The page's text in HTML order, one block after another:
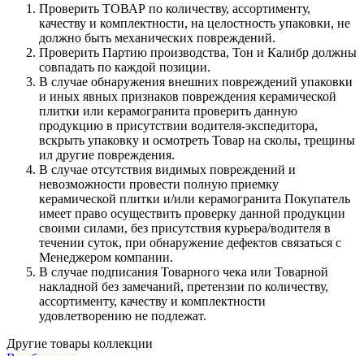
Проверить ТОВАР по количеству, ассортименту,
качеству и комплектности, на целостность упаковки, не
должно быть механических повреждений.
Проверить Партию производства, Тон и Калибр должны
совпадать по каждой позиции.
В случае обнаружения внешних повреждений упаковки
и иных явных признаков повреждения керамической
плитки или керамогранита проверить данную
продукцию в присутствии водителя-экспедитора,
вскрыть упаковку и осмотреть Товар на сколы, трещины
ил другие повреждения.
В случае отсутствия видимых повреждений и
невозможности провести полную приемку
керамической плитки и/или керамогранита Покупатель
имеет право осуществить проверку данной продукции
своими силами, без присутствия курьера/водителя в
течении суток, при обнаружение дефектов связаться с
Менеджером компании.
В случае подписания Товарного чека или Товарной
накладной без замечаний, претензии по количеству,
ассортименту, качеству и комплектности
удовлетворению не подлежат.
Другие товары коллекции